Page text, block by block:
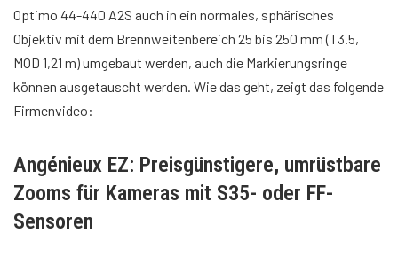
Optimo 44-440 A2S auch in ein normales, sphärisches
Objektiv mit dem Brennweitenbereich 25 bis 250 mm (T3.5,
MOD 1,21 m) umgebaut werden, auch die Markierungsringe
können ausgetauscht werden. Wie das geht, zeigt das folgende
Firmenvideo:
Video von YouTube laden. Mit dem Laden akzeptieren Sie YouTube-
Angénieux EZ: Preisgünstigere, umrüstbare
Zooms für Kameras mit S35- oder FF-
Sensoren